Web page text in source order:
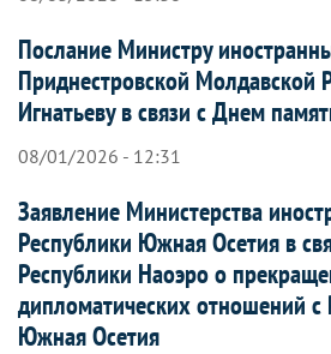
Послание Министру
Приднестровской Молдавской
Игнатьеву в связи с Днем
08/01/2026 - 12:31
Заявление Министерства
Республики Южная Осетия в
Республики Наоэро о
дипломатических отношений с
Южная Осетия